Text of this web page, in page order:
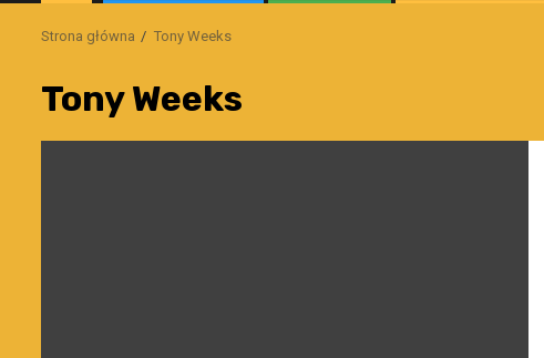
Strona główna Tony Weeks
Tony Weeks